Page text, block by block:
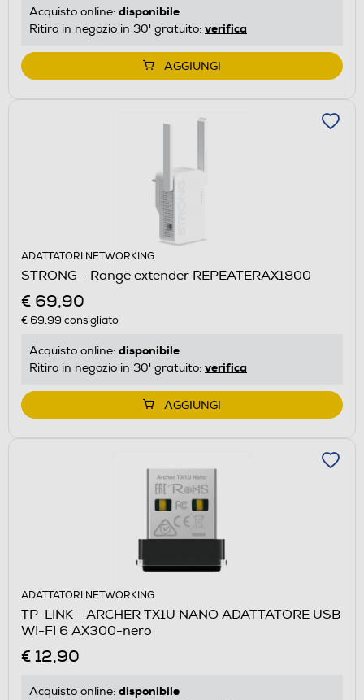
Acquisto online: disponibile
Ritiro in negozio in 30' gratuito: verifica
AGGIUNGI
ADATTATORI NETWORKING
STRONG - Range extender REPEATERAX1800
€ 69,90
€ 69,99 consigliato
Acquisto online: disponibile
Ritiro in negozio in 30' gratuito: verifica
AGGIUNGI
ADATTATORI NETWORKING
TP-LINK - ARCHER TX1U NANO ADATTATORE USB
WI-FI 6 AX300-nero
€ 12,90
Acquisto online: disponibile